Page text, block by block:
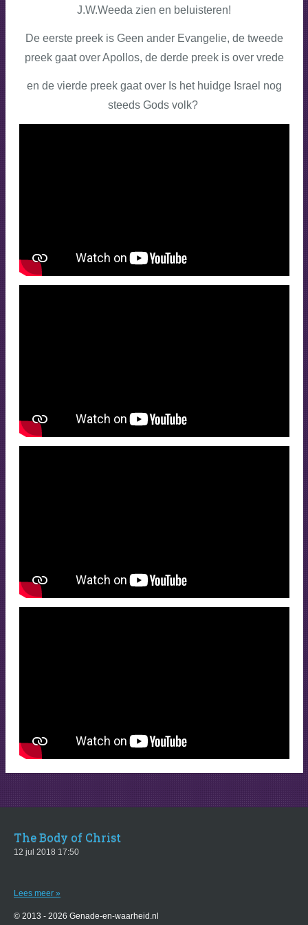
J.W.Weeda zien en beluisteren!
De eerste preek is Geen ander Evangelie, de tweede
preek gaat over Apollos, de derde preek is over vrede
en de vierde preek gaat over Is het huidge Israel nog
steeds Gods volk?
The Body of Christ
12 jul 2018 17:50
Lees meer »
© 2013 - 2026 Genade-en-waarheid.nl